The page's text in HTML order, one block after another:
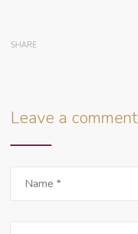
SHARE
Leave a comment